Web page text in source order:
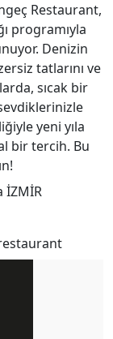
Restaurant,
programıyla
Denizin
tatlarını ve
sıcak bir
yeni yıla
bir tercih. Bu
İZMİR